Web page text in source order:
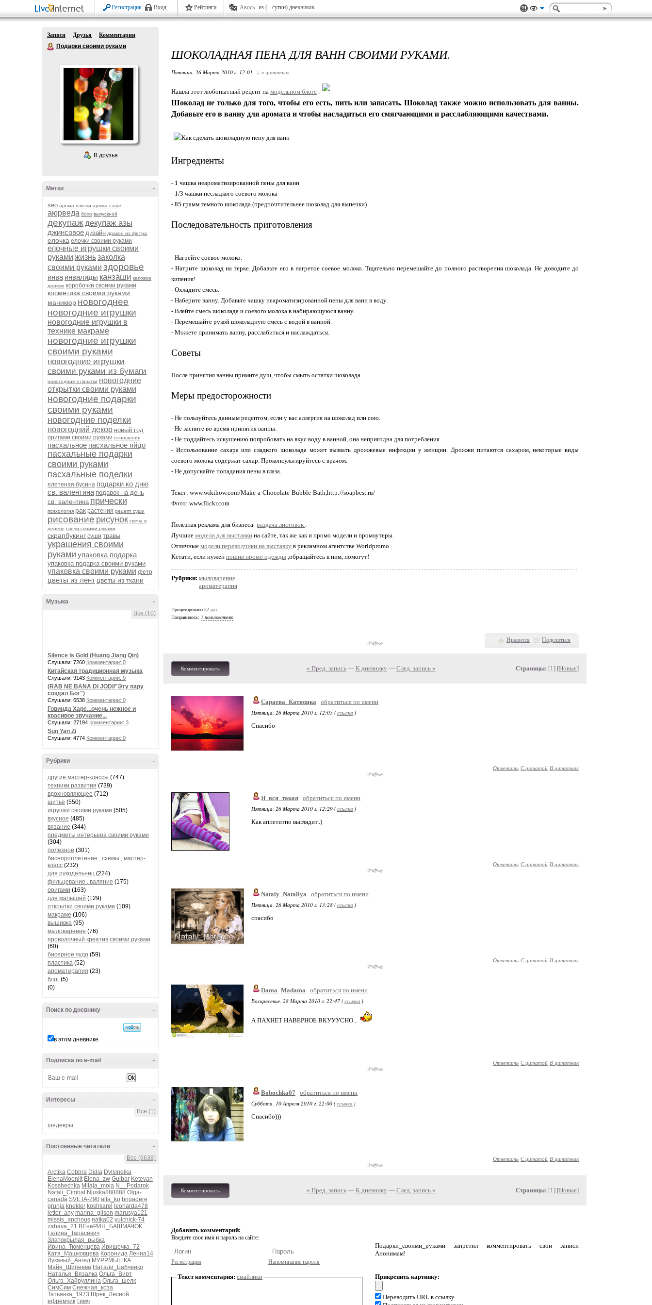
Регистрация Вход Рейтинги Авось из (+ сутки) дневников
Записи Друзья
Комментарии
Подарки своими руками
В друзья
-
Метки
seo арома плитки арома саше
аюрведа бохо выпускной
декупаждекупаж азы
джинсовое дизайн дракон из фетра
елочка елочки своими руками
елочные игрушки своими
руками жизньзаколка
своими руками здоровье
инва инвалиды канзаши каповое
дерево коробочки своими руками
косметика своими руками
маникюр новогоднее
новогодние игрушки
новогодние игрушки в
технике макраме
новогодние игрушки
своими руками
новогодние игрушки
своими руками из бумаги
новогодние открытки новогодние
открытки своими руками
новогодние подарки
своими руками
новогодние поделки
новогодний декор новый год
оригами своими руками отношения
пасхальное пасхальное яйцо
пасхальные подарки
своими руками
пасхальные поделки
плетеная бусина подарки ко дню
св. валентина подарок на день
св. валентина прически
психология рак растения рецепт суши
рисование рисунок свеча в
дереве свечи своими руками
скрапбукинг суши травы
украшения своими
руками упаковка подарка
упаковка подарка своими руками
упаковка своими руками фетр
цветы из лент цветы из ткани
-
Музыка
Все (10)
Silence Is Gold (Huang Jiang Qin)
Слушали: 7260 Комментарии: 0
Китайская традиционная музыка
Слушали: 9143 Комментарии: 0
(RAB NE BANA DI JODI/"Эту пару
создал Бог")
Слушали: 6538 Комментарии: 0
Говинда Харе...очень нежное и
красивое звучание...
Слушали: 27194 Комментарии: 3
Sun Yan Zi
Слушали: 4774 Комментарии: 0
-
Рубрики
другие мастер-классы (747)
техники развития (739)
вдохновляющее (712)
шитье (550)
игрушки своими руками (505)
вкусное (485)
вязание (344)
предметы интерьера своими руками
(304)
полезное (301)
бисепроплетение , схемы , мастер-
класс (232)
для рукодельниц (224)
фильцевание , валяние (175)
оригами (163)
для малышей (129)
открытки своими руками (109)
макраме (106)
вышивка (95)
мыловарение (76)
проволочный креатив своими руками
(60)
бисерное чудо (59)
пластика (52)
ароматерапия (23)
блог (5)
(0)
-
Поиск по дневнику
в этом дневнике
-
Подписка по e-mail
-
Интересы
Все (1)
шедевры
-
Постоянные читатели
Все (6638)
Arctika Cobbra Didia Dylsineika
ElenaMoonlit Elena_zw Gulbar Ketevan
Kosshechka Milaja_moja N__Podarok
Natali_Cimbal Njuska888888 Olga-
canada SVETA-290 alla_ko brigadere
grunja knekler koshkarel
leonarda478
letter_any marina_glison marusya121
missis_anchous natka02 yulchick-74
zabava_21 ВЕнеРИН_БАШМАЧОК
Галина_Тарасевич
Златокрылая_рыбка
Ирина_Тюменцева Иришечка_72
Катя_Машковцева Коронида Ленна14
Лукавый_Ангел МУРРМЫШКА
Майя_Шипеева Натали_Бабченко
Наталья_Вязалка Ольга_Вирт
Ольга_Хайруллина Ольга_шелк
СимСим Снежная_коза
Татьянка_1973 Шрек_Лесной
ефремчик тимч
ШОКОЛАДНАЯ ПЕНА ДЛЯ ВАНН СВОИМИ РУКАМИ.
Пятница, 26 Марта 2010 г. 12:01 + в цитатник
Нашла этот любопытный рецепт на модельном блоге .
Шоколад не только для того, чтобы его есть, пить или запасать. Шоколад также можно использовать для ванны.
Добавьте его в ванну для аромата и чтобы насладиться его смягчающими и расслабляющими качествами.
Ингредиенты
- 1 чашка неароматизированной пены для ванн
- 1/3 чашки несладкого соевого молока
- 85 грамм темного шоколада (предпочтительнее шоколад для выпечки)
Последовательность приготовления
- Нагрейте соевое молоко.
- Натрите шоколад на терке. Добавьте его в нагретое соевое молоко. Тщательно перемешайте до полного растворения шоколада. Не доводите до
кипения!
- Охладите смесь.
- Наберите ванну. Добавьте чашку неароматизированной пены для ванн в воду.
- Влейте смесь шоколада и соевого молока в набирающуюся ванну.
- Перемешайте рукой шоколадную смесь с водой в ванной.
- Можете принимать ванну, расслабиться и наслаждаться.
Советы
После принятия ванны примите душ, чтобы смыть остатки шоколада.
Меры предосторожности
- Не пользуйтесь данным рецептом, если у вас аллергия на шоколад или сою.
- Не засните во время принятия ванны.
- Не поддайтесь искушению попробовать на вкус воду в ванной, она непригодна для потребления.
- Использование сахара или сладкого шоколада может вызвать дрожжевые инфекции у женщин. Дрожжи питаются сахаром, некоторые виды
соевого молока содержат сахар. Проконсультируйтесь с врачом.
- Не допускайте попадания пены в глаза.
Текст: www.wikihow.com/Make-a-Chocolate-Bubble-Bath,http://soapbest.ru/
Фото: www.flickr.com
Полезная реклама для бизнеса- раздача листовок .
Лучшие модели для выставки на сайте, так же как и промо модели и промоутеры.
Отличные модели переводчики на выставку в рекламном агентстве Worldpromo .
Кстати, если нужен пошив промо одежды ,обращайтесь к ним, помогут!
Рубрики: мыловарение
ароматерапия
Процитировано 52 раз
Понравилось: 1 пользователю
Нравится Поделиться
Комментировать « Пред. запись— К дневнику — След. запись » Страницы: [1] [Новые]
Сараева_Катющка
обратиться по имени
Пятница, 26 Марта 2010 г. 12:05 (ссылка )
Спасибо
Ответить С цитатой В цитатник
Я_вся_такая обратиться по имени
Пятница, 26 Марта 2010 г. 12:29 (ссылка )
Как аппетитно выглядит..)
Ответить С цитатой В цитатник
Nataly_Nataliya
обратиться по имени
Пятница, 26 Марта 2010 г. 13:28 (ссылка )
спасибо
Ответить С цитатой В цитатник
Dama_Madama
обратиться по имени
Воскресенье, 28 Марта 2010 г. 22:47 (ссылка )
А ПАХНЕТ НАВЕРНОЕ ВКУУУСНО...
Ответить С цитатой В цитатник
Bobochka07
обратиться по имени
Суббота, 10 Апреля 2010 г. 22:00 (ссылка )
Спасибо)))
Ответить С цитатой В цитатник
Комментировать « Пред. запись— К дневнику — След. запись » Страницы: [1] [Новые]
Добавить комментарий:
Введите свое имя и пароль на сайте:
Регистрация Напоминание пароля
Подарки_своими_руками запретил комментировать свои записи
Анонимам!
Текст комментария: смайлики Прикрепить картинку:
Переводить URL в ссылку